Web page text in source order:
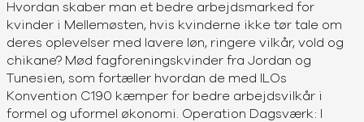
Hvordan skaber man et bedre arbejdsmarked for
kvinder i Mellemøsten, hvis kvinderne ikke tør tale om
deres oplevelser med lavere løn, ringere vilkår, vold og
chikane? Mød fagforeningskvinder fra Jordan og
Tunesien, som fortæller hvordan de med ILOs
Konvention C190 kæmper for bedre arbejdsvilkår i
formel og uformel økonomi. Operation Dagsværk: I